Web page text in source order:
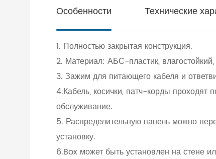
Особенности Технические
1. Полностью закрытая конструкция.
2. Материал: АБС-пластик,
3. Зажим для питающего кабеля и
4.Кабель, косички, патч-корды проходят
обслуживание.
5. Распределительную панель можно
установку.
6.Box может быть установлен на стене